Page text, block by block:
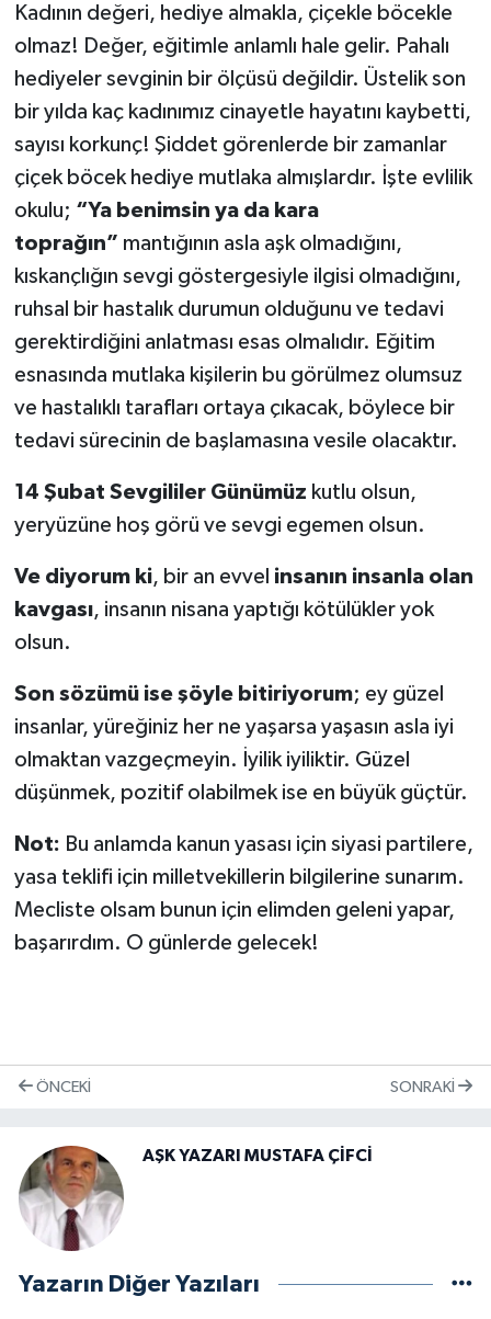
Kadının değeri, hediye almakla, çiçekle böcekle
olmaz! Değer, eğitimle anlamlı hale gelir. Pahalı
hediyeler sevginin bir ölçüsü değildir. Üstelik son
bir yılda kaç kadınımız cinayetle hayatını kaybetti,
sayısı korkunç! Şiddet görenlerde bir zamanlar
çiçek böcek hediye mutlaka almışlardır. İşte evlilik
okulu; “Ya benimsin ya da kara
toprağın” mantığının asla aşk olmadığını,
kıskançlığın sevgi göstergesiyle ilgisi olmadığını,
ruhsal bir hastalık durumun olduğunu ve tedavi
gerektirdiğini anlatması esas olmalıdır. Eğitim
esnasında mutlaka kişilerin bu görülmez olumsuz
ve hastalıklı tarafları ortaya çıkacak, böylece bir
tedavi sürecinin de başlamasına vesile olacaktır.
14 Şubat Sevgililer Günümüz kutlu olsun,
yeryüzüne hoş görü ve sevgi egemen olsun.
Ve diyorum ki, bir an evvel insanın insanla olan
kavgası, insanın nisana yaptığı kötülükler yok
olsun.
Son sözümü ise şöyle bitiriyorum; ey güzel
insanlar, yüreğiniz her ne yaşarsa yaşasın asla iyi
olmaktan vazgeçmeyin. İyilik iyiliktir. Güzel
düşünmek, pozitif olabilmek ise en büyük güçtür.
Not: Bu anlamda kanun yasası için siyasi partilere,
yasa teklifi için milletvekillerin bilgilerine sunarım.
Mecliste olsam bunun için elimden geleni yapar,
başarırdım. O günlerde gelecek!
ÖNCEKI SONRAKI
AŞK YAZARI MUSTAFA ÇİFCİ
Yazarın Diğer Yazıları